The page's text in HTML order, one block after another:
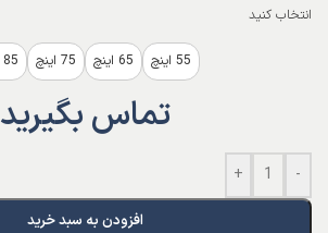
انتخاب کنید
55 اینچ 65 اینچ 75 اینچ 85 اینچ
تماس بگیرید
-
+
افزودن به سبد خرید